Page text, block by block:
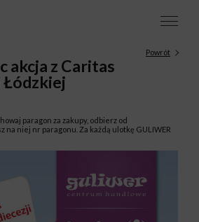
Powrót
akcja z Caritas
paragon za zakupy, odbierz od
na niej nr paragonu. Za każdą ulotkę GULIWER